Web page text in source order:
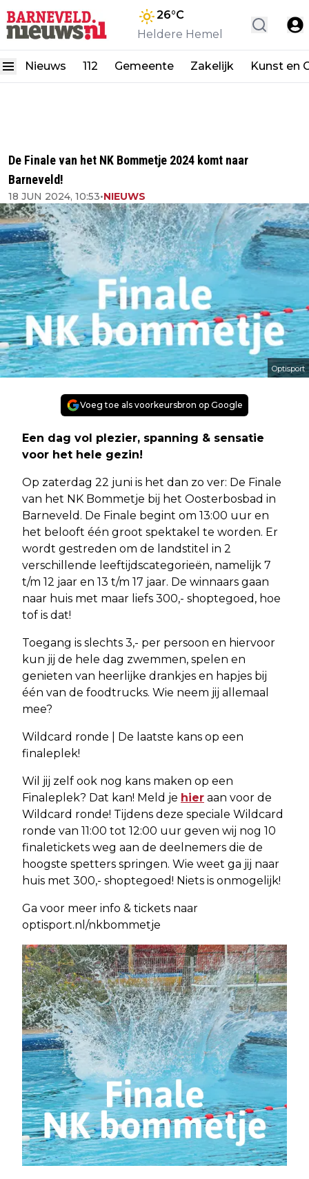
26°C
Heldere Hemel
Nieuws 112 Gemeente Zakelijk Kunst en
De Finale van het NK Bommetje 2024 komt naar
Barneveld!
18 JUN 2024, 10:53•NIEUWS
Optisport
Voeg toe als voorkeursbron op Google
Een dag vol plezier, spanning & sensatie
voor het hele gezin!
Op zaterdag 22 juni is het dan zo ver: De Finale
van het NK Bommetje bij het Oosterbosbad in
Barneveld. De Finale begint om 13:00 uur en
het belooft één groot spektakel te worden. Er
wordt gestreden om de landstitel in 2
verschillende leeftijdscategorieën, namelijk 7
t/m 12 jaar en 13 t/m 17 jaar. De winnaars gaan
naar huis met maar liefs 300,- shoptegoed, hoe
tof is dat!
Toegang is slechts 3,- per persoon en hiervoor
kun jij de hele dag zwemmen, spelen en
genieten van heerlijke drankjes en hapjes bij
één van de foodtrucks. Wie neem jij allemaal
mee?
Wildcard ronde | De laatste kans op een
finaleplek!
Wil jij zelf ook nog kans maken op een
Finaleplek? Dat kan! Meld je hier aan voor de
Wildcard ronde! Tijdens deze speciale Wildcard
ronde van 11:00 tot 12:00 uur geven wij nog 10
finaletickets weg aan de deelnemers die de
hoogste spetters springen. Wie weet ga jij naar
huis met 300,- shoptegoed! Niets is onmogelijk!
Ga voor meer info & tickets naar
optisport.nl/nkbommetje